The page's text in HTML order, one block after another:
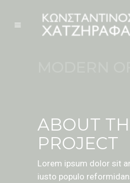
ABOUT
PROJECT
Lorem ipsum dolor sit
iusto populo